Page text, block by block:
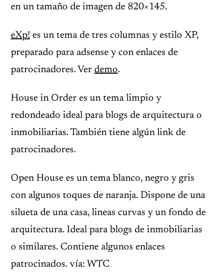
en un tamaño de imagen de 820×145.
eXp! es un tema de tres columnas y estilo XP,
preparado para adsense y con enlaces de
patrocinadores. Ver demo.
House in Order es un tema limpio y
redondeado ideal para blogs de arquitectura o
inmobiliarias. También tiene algún link de
patrocinadores.
Open House es un tema blanco, negro y gris
con algunos toques de naranja. Dispone de una
silueta de una casa, lineas curvas y un fondo de
arquitectura. Ideal para blogs de inmobiliarias
o similares. Contiene algunos enlaces
patrocinados. vía: WTC